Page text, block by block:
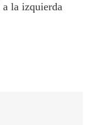
a la izquierda